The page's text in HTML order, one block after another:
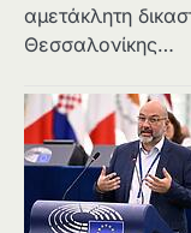
αμετάκλητη
Θεσσαλονίκης…